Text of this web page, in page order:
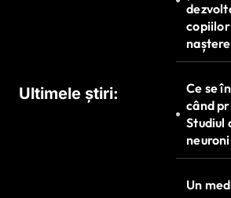
Ultimele știri:
naștere
Ce se
când
Studiul
Un